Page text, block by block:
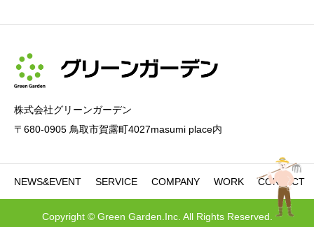
株式会社グリーンガーデン
〒680-0905 鳥取市賀露町4027masumi place内
NEWS&EVENT SERVICE COMPANY WORK CONTACT
Copyright © Green Garden.Inc. All Rights Reserved.